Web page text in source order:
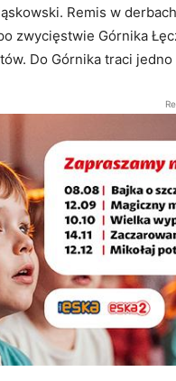
Remis w
zwycięstwie Górnika
Do Górnika traci